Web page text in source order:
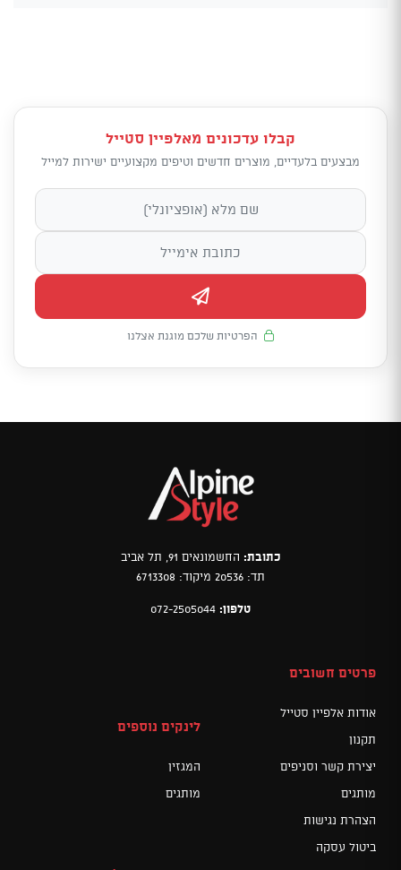
קבלו עדכונים מאלפיין סטייל
מבצעים בלעדיים, מוצרים חדשים וטיפים מקצועיים ישירות למייל
הפרטיות שלכם מוגנת אצלנו
כתובת: החשמונאים 91, תל אביב
תד: 20536 מיקוד: 6713308
טלפון: 072-2505044
פרטים חשובים
אודות אלפיין סטייל
תקנון
יצירת קשר וסניפים
מותגים
הצהרת נגישות
ביטול עסקה
לינקים נוספים
המגזין
מותגים